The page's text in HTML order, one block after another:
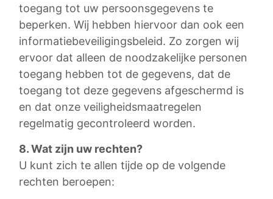
toegang tot uw persoonsgegevens te
beperken. Wij hebben hiervoor dan ook een
informatiebeveiligingsbeleid. Zo zorgen wij
ervoor dat alleen de noodzakelijke personen
toegang hebben tot de gegevens, dat de
toegang tot deze gegevens afgeschermd is
en dat onze veiligheidsmaatregelen
regelmatig gecontroleerd worden.
8. Wat zijn uw rechten?
U kunt zich te allen tijde op de volgende
rechten beroepen: